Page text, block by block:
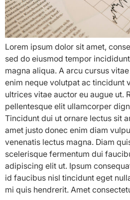
Lorem ipsum dolor sit amet,
sed do eiusmod tempor
magna aliqua. A arcu cursus
enim neque volutpat ac tincidunt
ultrices vitae auctor eu augue ut.
pellentesque elit ullamcorper
Tincidunt dui ut ornare lectus sit
amet justo donec enim diam
venenatis lectus magna. Diam
scelerisque fermentum dui
adipiscing elit ut. Ipsum
id faucibus nisl tincidunt eget
mi quis hendrerit. Amet